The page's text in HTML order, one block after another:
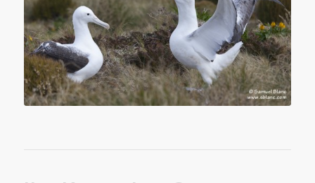
Albatros royaux du Sud aux îles Campbell